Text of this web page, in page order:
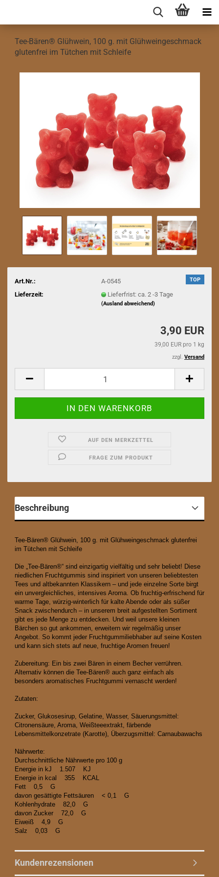
Tee-Bären® Glühwein, 100 g. mit Glühweingeschmack
glutenfrei im Tütchen mit Schleife
TOP
Art.Nr.:
A-0545
Lieferzeit:
Lieferfrist: ca. 2 -3 Tage
(Ausland abweichend)
3,90 EUR
39,00 EUR pro 1 kg
zzgl. Versand
AUF DEN MERKZETTEL
FRAGE ZUM PRODUKT
Beschreibung
Tee-Bären® Glühwein, 100 g. mit Glühweingeschmack glutenfrei
im Tütchen mit Schleife
Die „Tee-Bären®“ sind einzigartig vielfältig und sehr beliebt! Diese
niedlichen Fruchtgummis sind inspiriert von unseren beliebtesten
Tees und altbekannten Klassikern – und jede einzelne Sorte birgt
ein unvergleichliches, intensives Aroma. Ob fruchtig-erfrischend für
warme Tage, würzig-winterlich für kalte Abende oder als süßer
Snack zwischendurch – in unserem breit aufgestellten Sortiment
gibt es jede Menge zu entdecken. Und weil unsere kleinen
Bärchen so gut ankommen, erweitern wir regelmäßig unser
Angebot. So kommt jeder Fruchtgummiliebhaber auf seine Kosten
und kann sich stets auf neue, fruchtige Aromen freuen!
Zubereitung: Ein bis zwei Bären in einem Becher verrühren.
Alternativ können die Tee-Bären® auch ganz einfach als
besonders aromatisches Fruchtgummi vernascht werden!
Zutaten:
Zucker, Glukosesirup, Gelatine, Wasser, Säuerungsmittel:
Citronensäure, Aroma, Weißteeextrakt, färbende
Lebensmittelkonzetrate (Karotte), Überzugsmittel: Carnaubawachs
Nährwerte:
Durchschnittliche Nährwerte pro 100 g
Energie in kJ 1.507 KJ
Energie in kcal 355 KCAL
Fett 0,5 G
davon gesättigte Fettsäuren < 0,1 G
Kohlenhydrate 82,0 G
davon Zucker 72,0 G
Eiweiß 4,9 G
Salz 0,03 G
Kundenrezensionen